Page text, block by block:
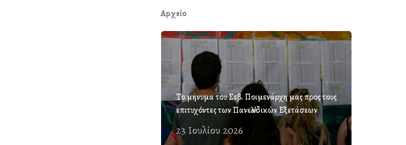
Αρχείο
Το μήνυμα του Σεβ. Ποιμενάρχη μας προς τους
επιτυχόντες των Πανελλαδικών Εξετάσεων
23 Ιουλίου 2026